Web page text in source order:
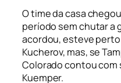
O time da casa
período sem chutar a
acordou, esteve
Kucherov, mas, se
Colorado contou com
Kuemper.